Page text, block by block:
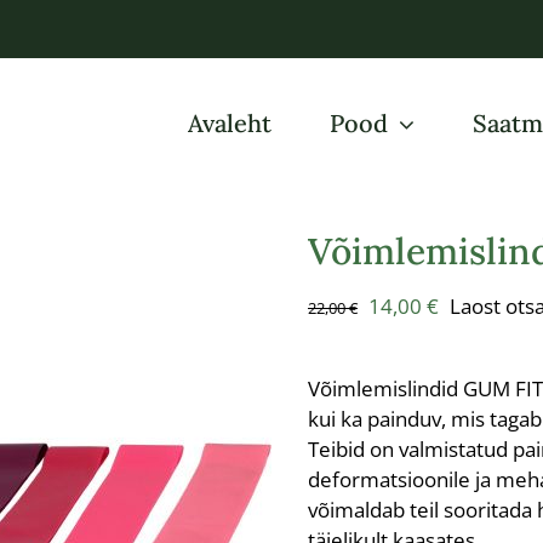
Avaleht Pood
22,00€ Algne
22,00 €.
14,00 €Praegune
14,00 €.
Laost
Võimlemislindid GUM
kui ka painduv, mis
Teibid on valmistatud
deformatsioonile ja
võimaldab teil sooritada